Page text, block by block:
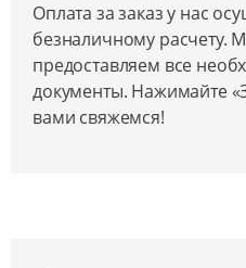
Оплата за заказ у нас
безналичному расчету.
предоставляем все
документы. Нажимайте
вами свяжемся!